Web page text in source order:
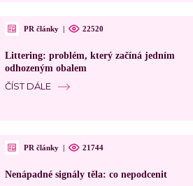
PR články | 22520
Littering: problém, který začíná jedním
odhozeným obalem
ČÍST DÁLE
PR články | 21744
Nenápadné signály těla: co nepodcenit